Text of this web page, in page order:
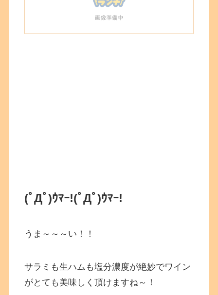
(ﾟДﾟ)ｳﾏｰ!(ﾟДﾟ)ｳﾏｰ!
うま～～～い！！
サラミも生ハムも塩分濃度が絶妙でワイン
がとても美味しく頂けますね～！